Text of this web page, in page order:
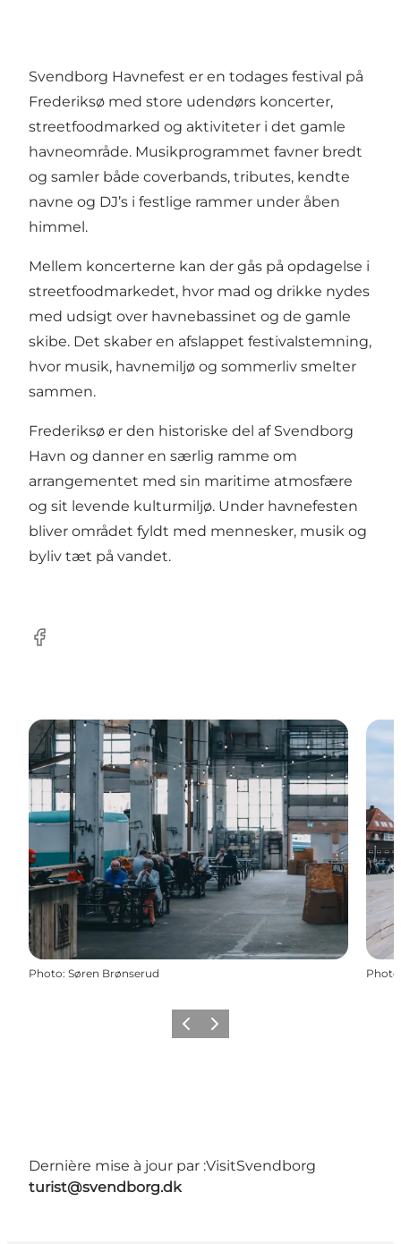
Svendborg Havnefest er en todages festival på
Frederiksø med store udendørs koncerter,
streetfoodmarked og aktiviteter i det gamle
havneområde. Musikprogrammet favner bredt
og samler både coverbands, tributes, kendte
navne og DJ’s i festlige rammer under åben
himmel.
Mellem koncerterne kan der gås på opdagelse i
streetfoodmarkedet, hvor mad og drikke nydes
med udsigt over havnebassinet og de gamle
skibe. Det skaber en afslappet festivalstemning,
hvor musik, havnemiljø og sommerliv smelter
sammen.
Frederiksø er den historiske del af Svendborg
Havn og danner en særlig ramme om
arrangementet med sin maritime atmosfære
og sit levende kulturmiljø. Under havnefesten
bliver området fyldt med mennesker, musik og
byliv tæt på vandet.
Facebook
Photo: Søren Brønserud Photo
PrécédentSuivant
Dernière mise à jour par :VisitSvendborg
turist@svendborg.dk